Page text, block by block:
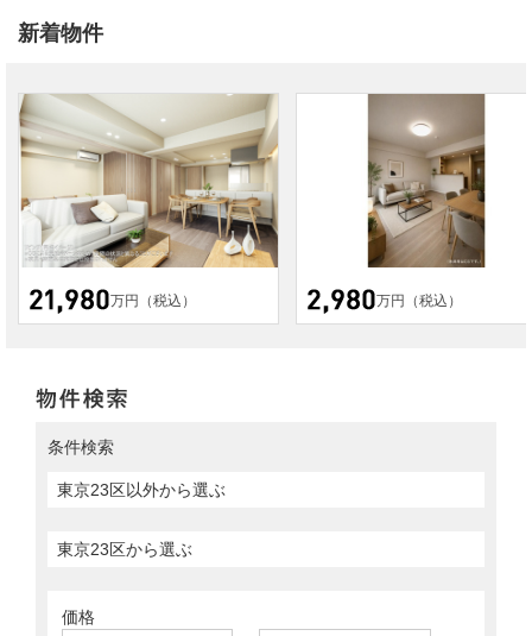
新着物件
万円（税込） 万円（税込）
条件検索
価格